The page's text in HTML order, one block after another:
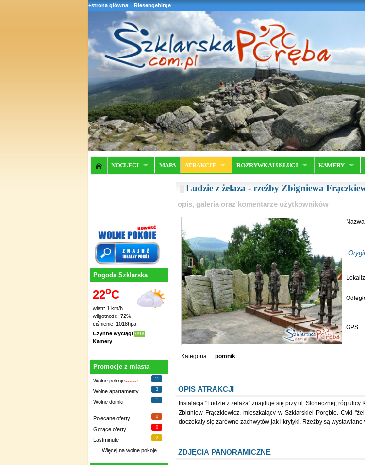
+strona główna Riesengebirge
NOCLEGI MAPA ATRAKCJE ROZRYWKA I USŁUGI KAMERY
Pogoda Szklarska
22oC
wiatr: 1 km/h
wilgotność: 72%
ciśnienie: 1018hpa
Czynne wyciągi 0/18
Kamery
Promocje z miasta
Wolne pokojenowość!
11
Wolne apartamenty 3
Wolne domki 1
Polecane oferty 0
Gorące oferty 0
Lastminute 2
Więcej na wolne pokoje
Ludzie z żelaza - rzeźby Zbigniewa
opis, galeria oraz komentarze użytkowników
GPS:
Kategoria: pomnik
OPIS ATRAKCJI
Instalacja "Ludzie z żelaza" znajduje się przy ul. Słonecznej, róg ulicy Kilińskiego prowadzącej do wyciągu. Autorem
Zbigniew Frączkiewicz, mieszkający w Szklarskiej Porębie. Cykl
doczekały się zarówno zachwytów jak i krytyki. Rzeźby są
ZDJĘCIA PANORAMICZNE